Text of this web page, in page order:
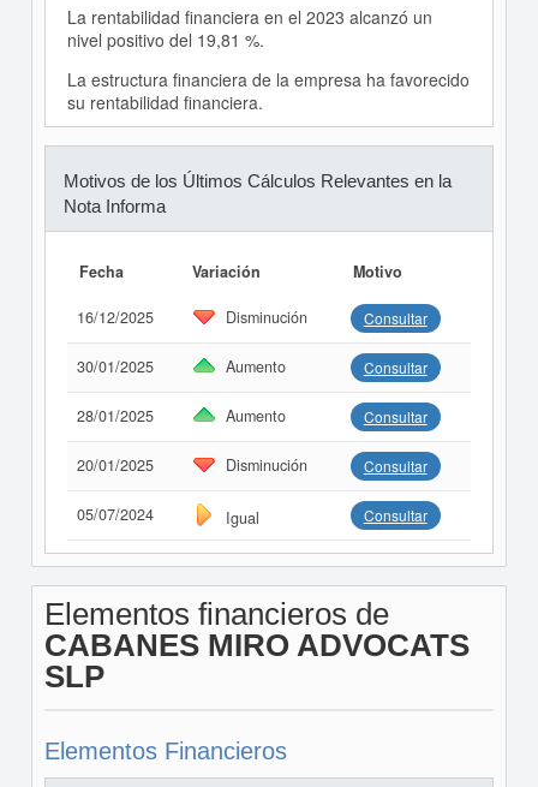
La rentabilidad financiera en el 2023 alcanzó un
nivel positivo del 19,81 %.
La estructura financiera de la empresa ha favorecido
su rentabilidad financiera.
Motivos de los Últimos Cálculos Relevantes en la
Nota Informa
Fecha Variación Motivo
16/12/2025 Disminución Consultar
30/01/2025 Aumento Consultar
28/01/2025 Aumento Consultar
20/01/2025 Disminución Consultar
05/07/2024 Igual Consultar
Elementos financieros de
CABANES MIRO ADVOCATS
SLP
Elementos Financieros